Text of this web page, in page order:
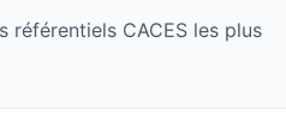
référentiels CACES les plus